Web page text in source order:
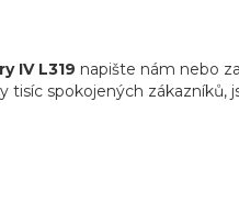
IV L319 napište nám nebo
spokojených